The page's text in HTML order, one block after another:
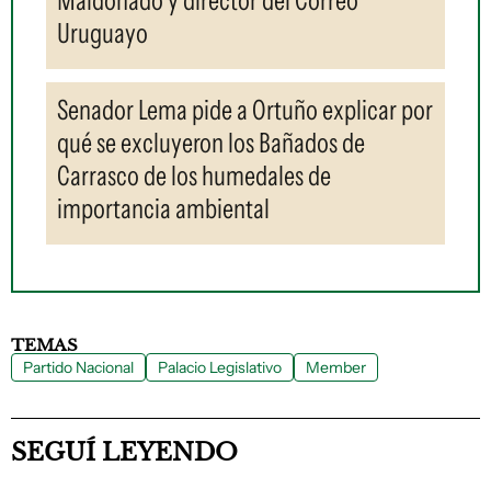
Uruguayo
Senador Lema pide a Ortuño explicar por
qué se excluyeron los Bañados de
Carrasco de los humedales de
importancia ambiental
TEMAS
Partido Nacional Palacio Legislativo Member
SEGUÍ LEYENDO